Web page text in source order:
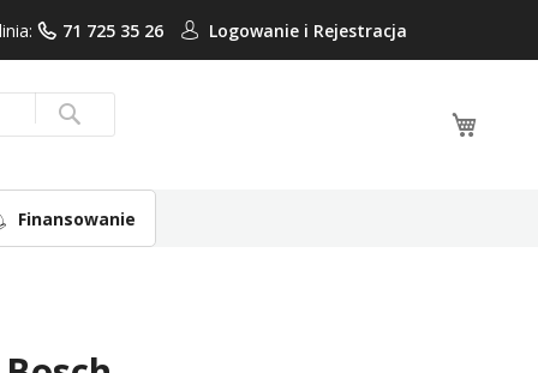
71 725 35 26 Logowanie i Rejestracja
Search
Finansowanie